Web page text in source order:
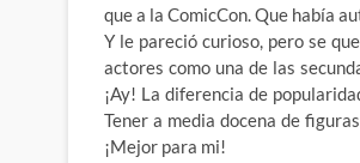
que a la ComicCon. Que había
Y le pareció curioso, pero se
actores como una de las
¡Ay! La diferencia de
Tener a media docena de
¡Mejor para mi!